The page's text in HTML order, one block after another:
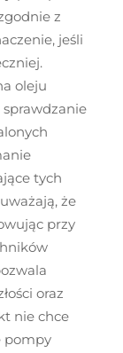
z
jeśli
oleju
tych
że
przy
oraz
nie chce
pompy